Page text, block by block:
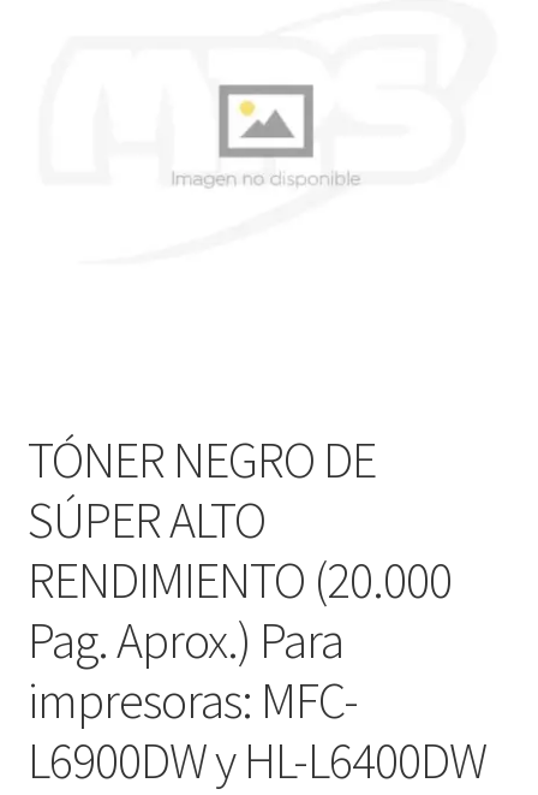
TÓNER NEGRO DE
SÚPER ALTO
RENDIMIENTO (20.000
Pag. Aprox.) Para
impresoras: MFC-
L6900DW y HL-L6400DW